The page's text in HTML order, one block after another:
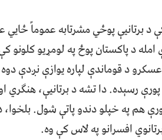
برتانیې پوځي مشرتابه عموماً
امله د پاکستان پوځ په لومړیو
د قوماندې لپاره یوازې نږدې
رسېده. دا تشه د برتانیې،
پورې هم په خپلو دندو پاتې شول.
افسرانو په لاس کې وه.